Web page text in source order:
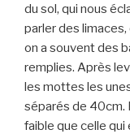
du sol, qui nous
parler des
on a souvent des
remplies. Après
les mottes les
séparés de 40cm.
faible que celle qui